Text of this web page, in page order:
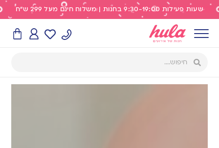
שעות פעילות 9:30-19:00 בחנות | משלוח חינם מעל 299 ש"ח